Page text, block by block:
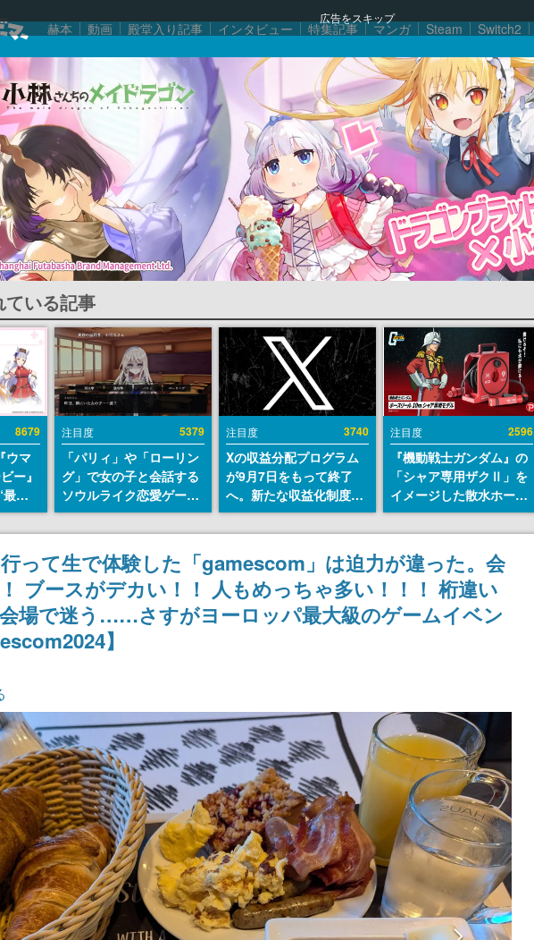
広告をスキップ
赫本 動画 殿堂入り記事 インタビュー 特集記事 マンガ Steam Switch2
ている記事
8679
ウマ
ー』
大
年キ
表
注目度 5379
「パリィ」や「ローリン
グ」で女の子と会話する
ソウルライク恋愛ゲーム
『小早川さんはソウルラ
イク』無料公開。返事に
失敗すると「YOU
DIED」
注目度 3740
Xの収益分配プログラム
が9月7日をもって終了
へ。新たな収益化制度
「Original Content
Rewards Program」を
注目度 2596
『機動戦士ガンダム』の
「シャア専用ザクⅡ」を
イメージした散水ホース
リールが予約開始。本体
にはシャアのパーソナル
マークやジオン公国軍の
エンブレム、型式番号な
どを配置
って生で体験した「gamescom」は迫力が違った。会
ブースがデカい！！ 人もめっちゃ多い！！！ 桁違い
場で迷う……さすがヨーロッパ最大級のゲームイベン
】